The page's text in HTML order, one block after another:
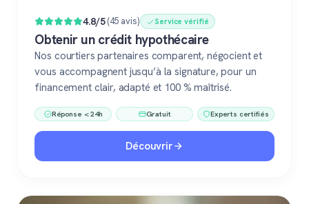
4.8/5(45 avis) Service vérifié
Obtenir un crédit hypothécaire
Nos courtiers partenaires comparent, négocient et
vous accompagnent jusqu’à la signature, pour un
financement clair, adapté et 100 % maîtrisé.
Réponse < 24h Gratuit Experts certifiés
Découvrir